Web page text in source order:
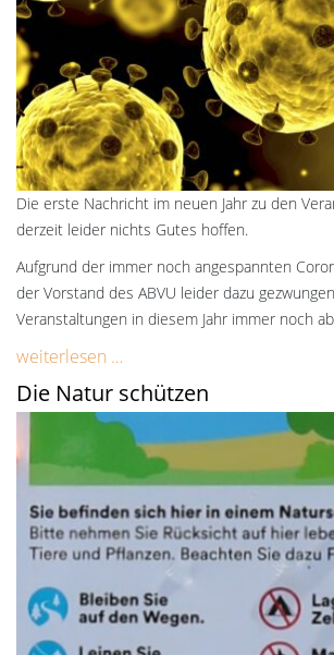
Die erste Nachricht im neuen Jahr zu den
derzeit leider nichts Gutes hoffen.
Aufgrund der immer noch angespannten
der Vorstand des ABVU leider dazu
Veranstaltungen in diesem Jahr immer noch
weiterlesen …
Die Natur schützen